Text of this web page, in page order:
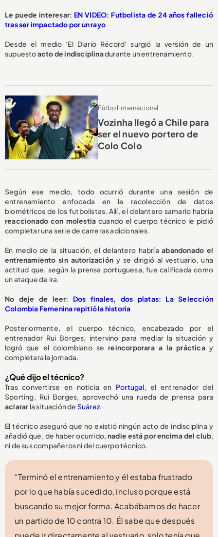
Le puede interesar: EN VIDEO: Futbolista de 24 años falleció
tras ser impactado por un rayo
Desde el medio ‘El Diario Récord' surgió la versión de un
supuestoacto de indisciplinadurante un entrenamiento.
Fútbol internacional
Vozinha llegó a Chile para
ser el nuevo portero de
Colo Colo
Según ese medio, todo ocurrió durante una sesión de
entrenamiento enfocada en la recolección de datos
biométricos de los futbolistas. Allí, el delantero samario habría
reaccionado con molestia cuando el cuerpo técnico le pidió
completar una serie de carreras adicionales.
En medio de la situación, el delantero habríaabandonado el
entrenamiento sin autorizacióny se dirigió al vestuario, una
actitud que, según la prensa portuguesa, fue calificada como
un ataque de ira.
No deje de leer: Dos finales, dos platas: La Selección
Colombia Femenina repitió la historia
Posteriormente, el cuerpo técnico, encabezado por el
entrenador Rui Borges, intervino para mediar la situación y
logró que el colombiano sereincorporara a la prácticay
completara la jornada.
¿Qué dijo el técnico?
Tras convertirse en noticia en Portugal, el entrenador del
Sporting, Rui Borges, aprovechó una rueda de prensa para
aclarar la situación de Suárez.
El técnico aseguró que no existió ningún acto de indisciplina y
añadió que, de haber ocurrido, nadie está por encima del club,
ni de sus compañeros ni del cuerpo técnico.
“Terminó el entrenamiento y él estaba frustrado
por lo que había sucedido, incluso porque está
buscando su mejor forma. Acabábamos de hacer
un partido de 10 contra 10. Él sabe que después